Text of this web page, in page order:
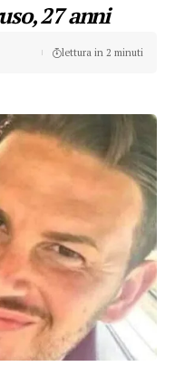
27 anni
lettura in 2 minuti